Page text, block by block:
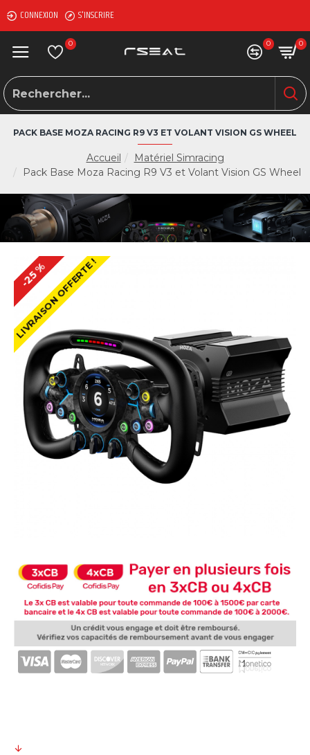
CONNEXION S'INSCRIRE
0 0 0
Accueil
Matériel Simracing
Pack Base Moza Racing R9 V3 et Volant Vision GS Wheel
PACK BASE MOZA RACING R9 V3 ET VOLANT VISION GS WHEEL
LIVRAISON OFFERTE !
-25 %